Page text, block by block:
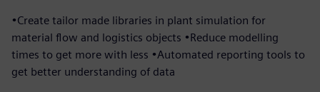
•Create tailor made libraries in plant simulation for
material flow and logistics objects •Reduce modelling
times to get more with less •Automated reporting tools to
get better understanding of data